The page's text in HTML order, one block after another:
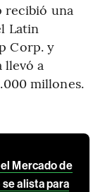
recibió una
Latin
Corp. y
llevó a
millones.
Mercado de
alista para